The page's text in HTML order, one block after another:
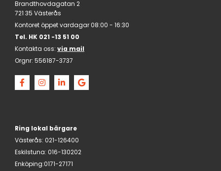
Brandthovdagatan 2
721 35 Västerås
Kontoret öppet vardagar 08:00 - 16:30
Tel. HK 021 -13 51 00
Kontakta oss: via mail
Orgnr: 556187-3737
Ring lokal bärgare
Västerås: 021-126400
Eskilstuna: 016-130202
Enköping:0171-27171